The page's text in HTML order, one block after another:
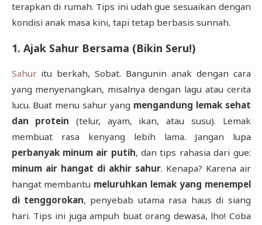
terapkan di rumah. Tips ini udah gue sesuaikan dengan
kondisi anak masa kini, tapi tetap berbasis sunnah.
1. Ajak Sahur Bersama (Bikin Seru!)
Sahuritu berkah, Sobat. Bangunin anak dengan cara
yang menyenangkan, misalnya dengan lagu atau cerita
lucu. Buat menu sahur yang mengandung lemak sehat
dan protein (telur, ayam, ikan, atau susu). Lemak
membuat rasa kenyang lebih lama. Jangan lupa
perbanyak minum air putih, dan tips rahasia dari gue:
minum air hangat di akhir sahur. Kenapa? Karena air
hangat membantu meluruhkan lemak yang menempel
di tenggorokan, penyebab utama rasa haus di siang
hari. Tips ini juga ampuh buat orang dewasa, lho! Coba